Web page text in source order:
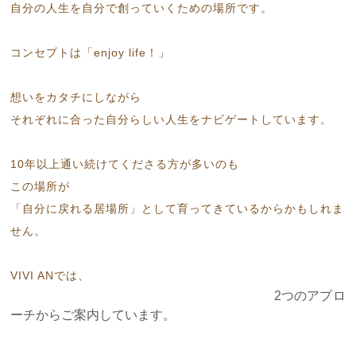
自分の人生を自分で創っていくための場所です。
コンセプトは「enjoy life！」
想いをカタチにしながら
それぞれに合った自分らしい人生をナビゲートしています。
10年以上通い続けてくださる方が多いのも
この場所が
「自分に戻れる居場所」として育ってきているからかもしれま
せん。
VIVI ANでは、
2つのアプロ
ーチからご案内しています。